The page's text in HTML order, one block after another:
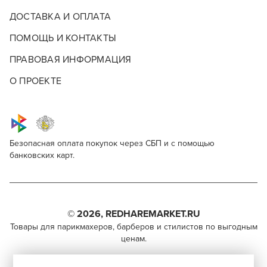
ДОСТАВКА И ОПЛАТА
ПОМОЩЬ И КОНТАКТЫ
ПРАВОВАЯ ИНФОРМАЦИЯ
О ПРОЕКТЕ
Безопасная оплата покупок через СБП и с помощью
банковских карт.
© 2026, REDHAREMARKET.RU
Товары для парикмахеров, барберов и стилистов по выгодным
ценам.
Kapous Professional Studio 7/23
ВКОНТАКТЕ
парикмахерам, барберам, колористам и другим
специалистам бьюти-индустрии.